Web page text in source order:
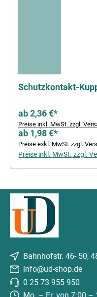
Schutzkontakt-
ab 2,36 €*
Preise inkl. MwSt. zzgl.
ab 1,98 €*
Preise exkl. MwSt. zzgl.
Preise inkl. MwSt. zzgl.
Bahnhofstr. 46- 50,
info@ud-shop.de
0 25 73 955 950